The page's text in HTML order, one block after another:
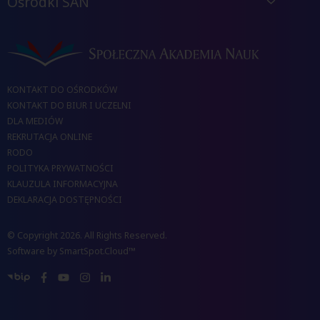
KONTAKT DO OŚRODKÓW
KONTAKT DO BIUR I UCZELNI
DLA MEDIÓW
REKRUTACJA ONLINE
RODO
POLITYKA PRYWATNOŚCI
KLAUZULA INFORMACYJNA
DEKLARACJA DOSTĘPNOŚCI
© Copyright 2026. All Rights Reserved.
Software by SmartSpot.Cloud™